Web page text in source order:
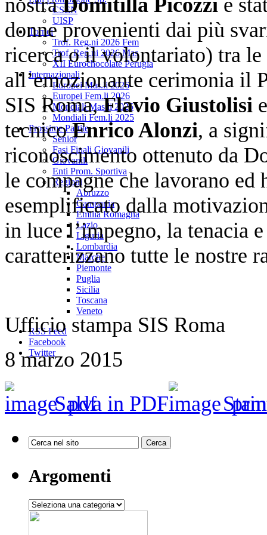
CSEN
UISP
Tornei
Trof. Reg.ni 2026 Fem
Trof. Reg.ni 2026 Mas
XII Eurochocolate Perugia
Internazionali
Europei Mas.li 2026
Europei Fem.li 2026
Mondiali Mas.li 2025
Mondiali Fem.li 2025
Prossime Partite
Senior
Fasi Finali Giovanili
Giovanili
Enti Prom. Sportiva
Regioni
Abruzzo
Campania
Emilia Romagna
Lazio
Liguria
Lombardia
Marche
Piemonte
Puglia
Sicilia
Toscana
Veneto
RSS Feed
Facebook
Twitter
donne provenienti dai più
ricerca o il volontariato) tra
all’emozionante cerimonia il
SIS Roma,Flavio Giustolisi
tecnicoEnrico Alonzi, a
riconoscimento ottenuto da
le compagne che lavorano
esemplificato dalla
in luce l’impegno, la tenacia
caratterizzano tutte le nostre
Ufficio stampa SIS Roma
8 marzo 2015
Salva in PDF
Argomenti
Argomenti